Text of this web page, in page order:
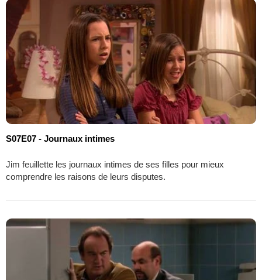
S07E07 - Journaux intimes
Jim feuillette les journaux intimes de ses filles pour mieux
comprendre les raisons de leurs disputes.